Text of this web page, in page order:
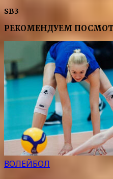
SB3
РЕКОМЕНДУЕМ
ВОЛЕЙБОЛ